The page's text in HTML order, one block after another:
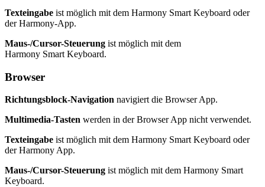
Texteingabe ist möglich mit dem Harmony Smart Keyboard oder
der Harmony-App.
Maus-/Cursor-Steuerung ist möglich mit dem
Harmony Smart Keyboard.
Browser
Richtungsblock-Navigation navigiert die Browser App.
Multimedia-Tasten werden in der Browser App nicht verwendet.
Texteingabe ist möglich mit dem Harmony Smart Keyboard oder
der Harmony App.
Maus-/Cursor-Steuerung ist möglich mit dem Harmony Smart
Keyboard.